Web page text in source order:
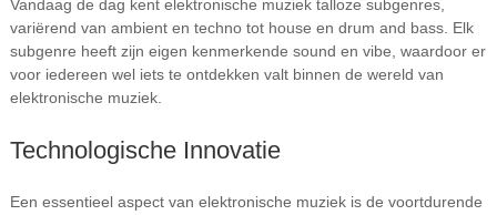
Vandaag de dag kent elektronische muziek talloze subgenres,
variërend van ambient en techno tot house en drum and bass. Elk
subgenre heeft zijn eigen kenmerkende sound en vibe, waardoor er
voor iedereen wel iets te ontdekken valt binnen de wereld van
elektronische muziek.
Technologische Innovatie
Een essentieel aspect van elektronische muziek is de voortdurende